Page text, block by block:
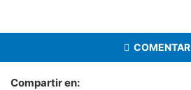
COMENTAR
Compartir en: